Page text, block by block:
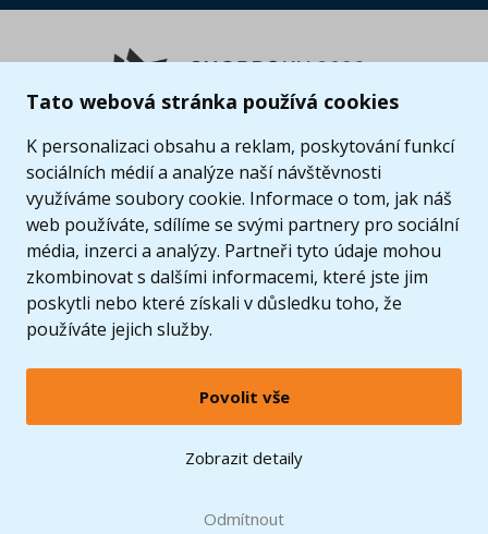
Tato webová stránka používá cookies
K personalizaci obsahu a reklam, poskytování funkcí
sociálních médií a analýze naší návštěvnosti
využíváme soubory cookie. Informace o tom, jak náš
web používáte, sdílíme se svými partnery pro sociální
média, inzerci a analýzy. Partneři tyto údaje mohou
zkombinovat s dalšími informacemi, které jste jim
poskytli nebo které získali v důsledku toho, že
používáte jejich služby.
Povolit vše
Zobrazit detaily
Odmítnout
© 2005 - 2026 Copyright 4kids.cz
LEGO, logo LEGO a minifigurka jsou ochrannými známkami společnosti LEGO Group. ©
2024 The LEGO Group.
Zobrazit verzi pro desktop
při nákupu od